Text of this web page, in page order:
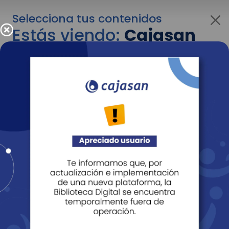
Selecciona tus contenidos
Estás viendo:Cajasan
corporativo
Para cambiar al contenido de tu interés más
adelante recuerda utilizar el menú
Entendido